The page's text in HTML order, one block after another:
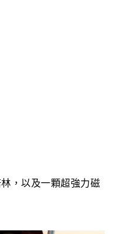
，以及一顆超強力磁